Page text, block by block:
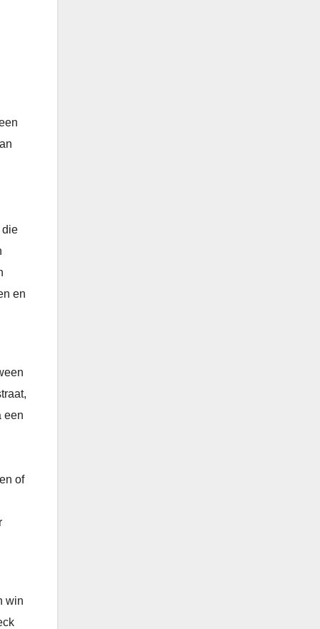
die
en
een
of
win